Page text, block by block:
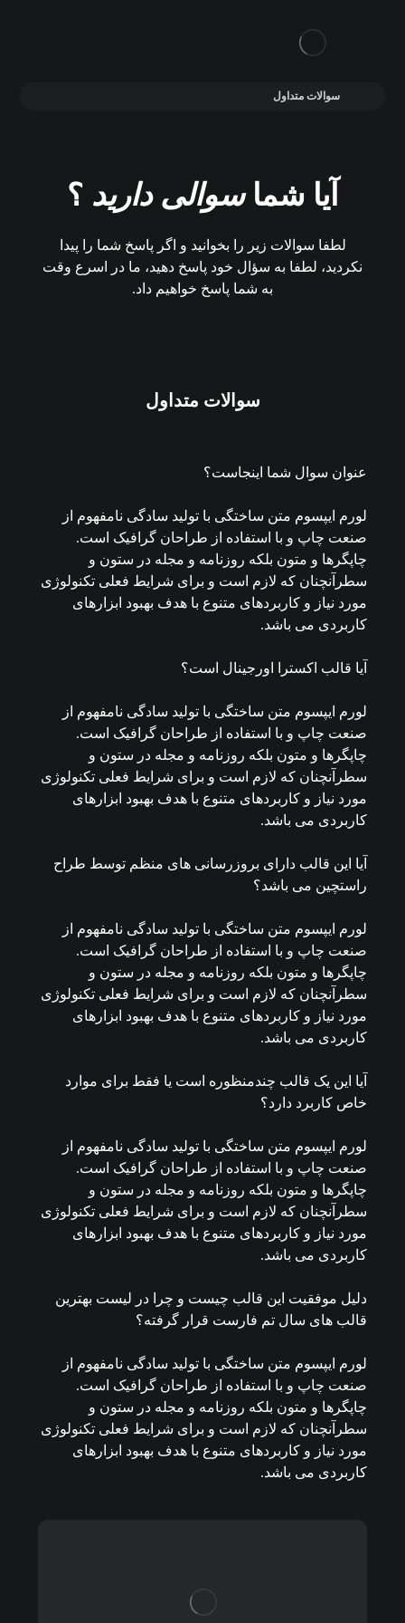
سوالات متداول
آیا شماسوالی دارید ؟
لطفا سوالات زیر را بخوانید و اگر پاسخ شما را پیدا
نکردید، لطفا به سؤال خود پاسخ دهید، ما در اسرع وقت
به شما پاسخ خواهیم داد.
سوالات متداول
عنوان سوال شما اینجاست؟
لورم ایپسوم متن ساختگی با تولید سادگی نامفهوم از
صنعت چاپ و با استفاده از طراحان گرافیک است.
چاپگرها و متون بلکه روزنامه و مجله در ستون و
سطرآنچنان که لازم است و برای شرایط فعلی تکنولوژی
مورد نیاز و کاربردهای متنوع با هدف بهبود ابزارهای
کاربردی می باشد.
آیا قالب اکسترا اورجینال است؟
لورم ایپسوم متن ساختگی با تولید سادگی نامفهوم از
صنعت چاپ و با استفاده از طراحان گرافیک است.
چاپگرها و متون بلکه روزنامه و مجله در ستون و
سطرآنچنان که لازم است و برای شرایط فعلی تکنولوژی
مورد نیاز و کاربردهای متنوع با هدف بهبود ابزارهای
کاربردی می باشد.
آیا این قالب دارای بروزرسانی های منظم توسط طراح
راستچین می باشد؟
لورم ایپسوم متن ساختگی با تولید سادگی نامفهوم از
صنعت چاپ و با استفاده از طراحان گرافیک است.
چاپگرها و متون بلکه روزنامه و مجله در ستون و
سطرآنچنان که لازم است و برای شرایط فعلی تکنولوژی
مورد نیاز و کاربردهای متنوع با هدف بهبود ابزارهای
کاربردی می باشد.
آیا این یک قالب چندمنظوره است یا فقط برای موارد
خاص کاربرد دارد؟
لورم ایپسوم متن ساختگی با تولید سادگی نامفهوم از
صنعت چاپ و با استفاده از طراحان گرافیک است.
چاپگرها و متون بلکه روزنامه و مجله در ستون و
سطرآنچنان که لازم است و برای شرایط فعلی تکنولوژی
مورد نیاز و کاربردهای متنوع با هدف بهبود ابزارهای
کاربردی می باشد.
دلیل موفقیت این قالب چیست و چرا در لیست بهترین
قالب های سال تم فارست قرار گرفته؟
لورم ایپسوم متن ساختگی با تولید سادگی نامفهوم از
صنعت چاپ و با استفاده از طراحان گرافیک است.
چاپگرها و متون بلکه روزنامه و مجله در ستون و
سطرآنچنان که لازم است و برای شرایط فعلی تکنولوژی
مورد نیاز و کاربردهای متنوع با هدف بهبود ابزارهای
کاربردی می باشد.